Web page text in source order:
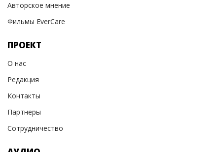
Авторское мнение
Фильмы EverCare
ПРОЕКТ
О нас
Редакция
Контакты
Партнеры
Сотрудничество